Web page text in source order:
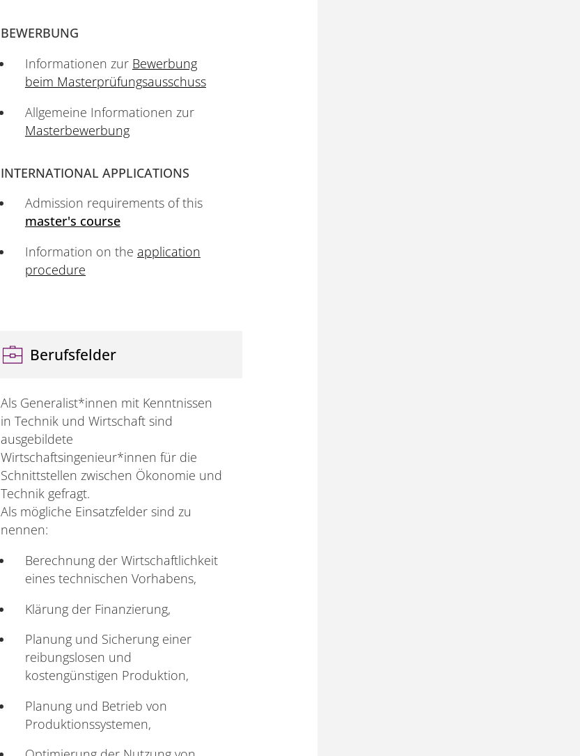
BEWERBUNG
Informationen zur Bewerbung
beim Masterprüfungsausschuss
Allgemeine Informationen zur
Masterbewerbung
INTERNATIONAL APPLICATIONS
Admission requirements of this
master's course
Information on the application
procedure
Berufsfelder
Als Generalist*innen mit Kenntnissen
in Technik und Wirtschaft sind
ausgebildete
Wirtschaftsingenieur*innen für die
Schnittstellen zwischen Ökonomie und
Technik gefragt.
Als mögliche Einsatzfelder sind zu
nennen:
Berechnung der Wirtschaftlichkeit
eines technischen Vorhabens,
Klärung der Finanzierung,
Planung und Sicherung einer
reibungslosen und
kostengünstigen Produktion,
Planung und Betrieb von
Produktionssystemen,